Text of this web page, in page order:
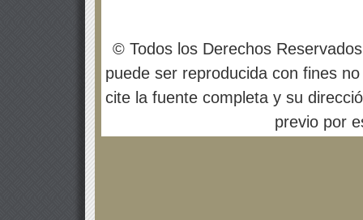
© Todos los Derechos
puede ser reproducida con fines
cite la fuente completa y su
previo por